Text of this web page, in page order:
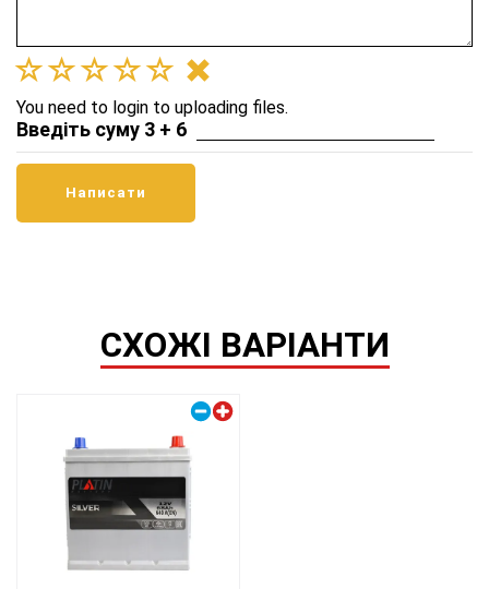
You need to login to uploading files.
Введіть суму 3 + 6
СХОЖІ ВАРІАНТИ